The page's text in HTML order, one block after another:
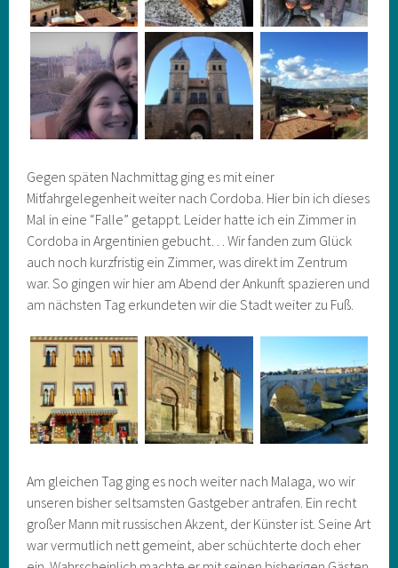
Gegen späten Nachmittag ging es mit einer
Mitfahrgelegenheit weiter nach Cordoba. Hier bin ich dieses
Mal in eine “Falle” getappt. Leider hatte ich ein Zimmer in
Cordoba in Argentinien gebucht… Wir fanden zum Glück
auch noch kurzfristig ein Zimmer, was direkt im Zentrum
war. So gingen wir hier am Abend der Ankunft spazieren und
am nächsten Tag erkundeten wir die Stadt weiter zu Fuß.
Am gleichen Tag ging es noch weiter nach Malaga, wo wir
unseren bisher seltsamsten Gastgeber antrafen. Ein recht
großer Mann mit russischen Akzent, der Künster ist. Seine Art
war vermutlich nett gemeint, aber schüchterte doch eher